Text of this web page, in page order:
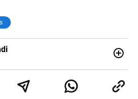
passione per la scrittura in un lavoro, e
più fermata. L’attualità è il mio pane